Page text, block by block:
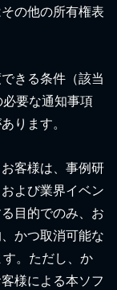
の他の所有権表
きる条件（該当
要な通知事項
ります。
客様は、事例研
よび業界イベン
目的でのみ、お
かつ取消可能な
。ただし、か
様による本ソフ